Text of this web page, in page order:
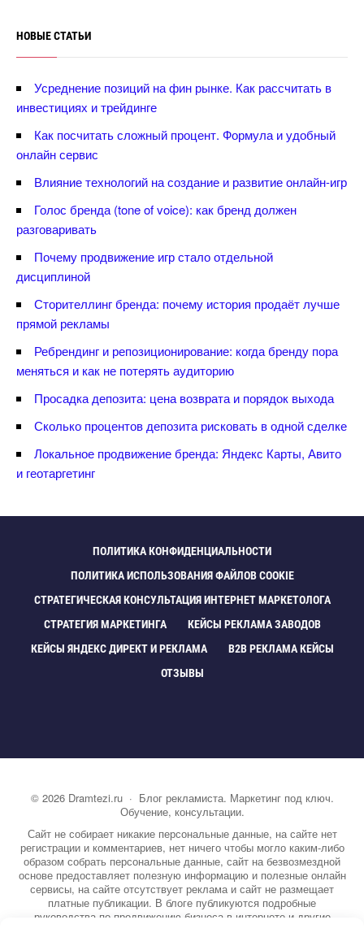
НОВЫЕ СТАТЬИ
Усреднение позиций на фин рынке. Как рассчитать
инвестициях и трейдинге
Как посчитать сложный процент. Формула и удобный
онлайн сервис
лияние технологий на создание и развитие онлайн-игр
Голос бренда (tone of voice): как бренд должен
разговаривать
Почему продвижение игр стало отдельной
дисциплиной
Сторителлинг бренда: почему история продаёт лучше
прямой рекламы
Ребрендинг и репозиционирование: когда бренду пора
меняться и как не потерять аудиторию
Просадка депозита: цена возврата и порядок выхода
Сколько процентов депозита рисковать в одной сделке
Локальное продвижение бренда: Яндекс Карты, Авито
и геотаргетин
ПОЛИТИКА КОНФИДЕНЦИАЛЬНОСТИ
ПОЛИТИКА ИСПОЛЬЗОВАНИЯ ФАЙЛОВ COOKIE
СТРАТЕГИЧЕСКАЯ КОНСУЛЬТАЦИЯ ИНТЕРНЕТ МАРКЕТОЛОГА
СТРАТЕГИЯ МАРКЕТИНГА
КЕЙСЫ РЕКЛАМА ЗАВОДО
КЕЙСЫ ЯНДЕКС ДИРЕКТ И РЕКЛАМА
B2B РЕКЛАМА КЕЙСЫ
ОТЗЫВЫ
© 2026 Dramtezi.ru· Блог рекламиста. Маркетинг под ключ.
Обучение, консультации.
Сайт не собирает никакие персональные данные, на сайте нет
регистрации и комментариев, нет ничего чтобы могло каким-либо
образом собрать персональные данные, сайт на безвозмездной
основе предоставляет полезную информацию и полезные онлайн
сервисы, на сайте отсутствует реклама и сайт не размещает
платные публикации. В блоге публикуются подробные
руководства по продвижению бизнеса в интернете и другие